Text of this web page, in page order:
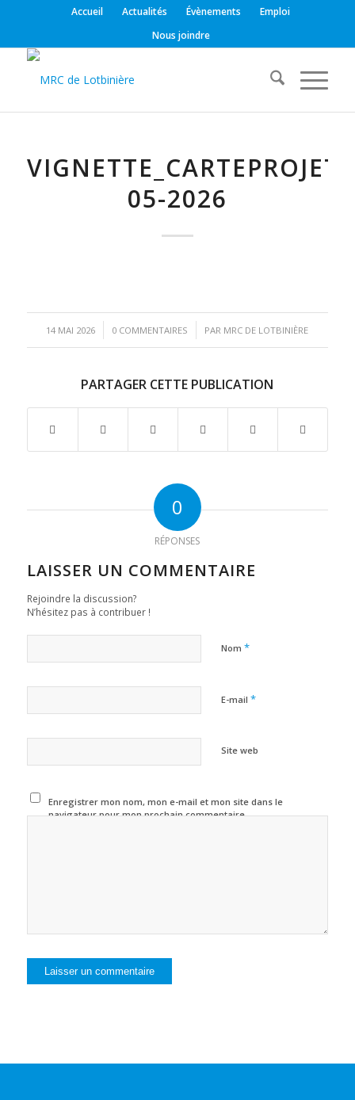
Accueil Actualités Évènements
Emploi
Nous joindre
05-2026
14 MAI 2026
/ 0 COMMENTAIRES
/ PAR MRC DE LOTBINIÈRE
PARTAGER CETTE PUBLICATION
0
RÉPONSES
LAISSER UN COMMENTAIRE
Rejoindre la discussion?
N’hésitez pas à contribuer !
Nom *
E-mail *
Site web
Enregistrer mon nom, mon e-mail et mon site dans le
navigateur pour mon prochain commentaire.